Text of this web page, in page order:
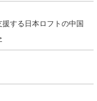
する日本ロフトの中国